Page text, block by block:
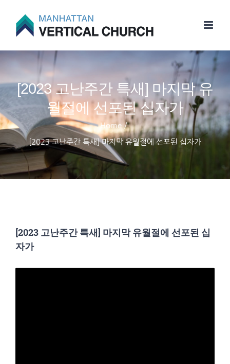
[2023 고난주간 특새] 마지막 유
월절에 선포된 십자가
Home /
[2023 고난주간 특새] 마지막 유월절에 선포된 십자가
[2023 고난주간 특새] 마지막 유월절에 선포된 십
자가